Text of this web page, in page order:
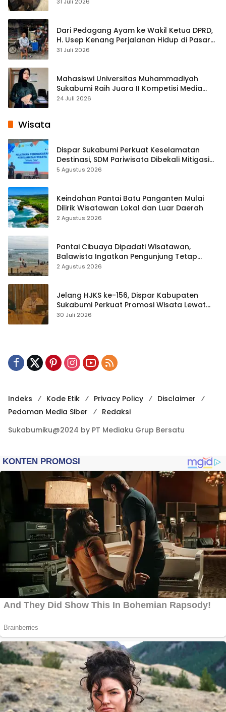
Dari Pedagang Ayam ke Wakil Ketua DPRD,
H. Usep Kenang Perjalanan Hidup di Pasar
Cisaat
31 Juli 2026
Mahasiswi Universitas Muhammadiyah
Sukabumi Raih Juara II Kompetisi Media
Pembelajaran Digital Tingkat Internasional
24 Juli 2026
Wisata
Dispar Sukabumi Perkuat Keselamatan
Destinasi, SDM Pariwisata Dibekali Mitigasi
hingga Teknik Evakuasi
5 Agustus 2026
Keindahan Pantai Batu Panganten Mulai
Dilirik Wisatawan Lokal dan Luar Daerah
2 Agustus 2026
Pantai Cibuaya Dipadati Wisatawan,
Balawista Ingatkan Pengunjung Tetap
Waspada
2 Agustus 2026
Jelang HJKS ke-156, Dispar Kabupaten
Sukabumi Perkuat Promosi Wisata Lewat
Publikasi Digital
30 Juli 2026
Indeks Kode Etik Privacy Policy
Disclaimer
Pedoman Media Siber
Redaksi
Sukabumiku@2024 by PT Mediaku Grup Bersatu